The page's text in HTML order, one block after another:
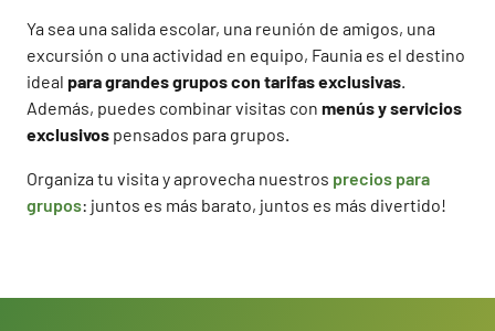
Ya sea una salida escolar, una reunión de amigos, una
excursión o una actividad en equipo, Faunia es el destino
ideal para grandes grupos con tarifas exclusivas.
Además, puedes combinar visitas con menús y servicios
exclusivos pensados para grupos.
Organiza tu visita y aprovecha nuestros precios para
grupos: juntos es más barato, juntos es más divertido!